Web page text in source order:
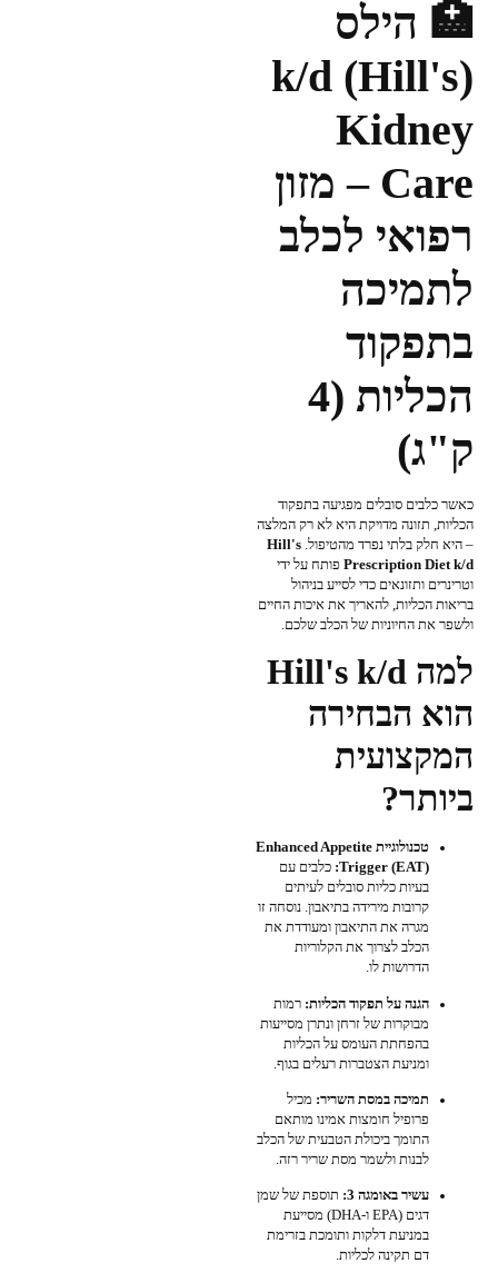
🏥 הילס
(Hill's) k/d
Kidney
Care – מזון
רפואי לכלב
לתמיכה
בתפקוד
הכליות (4
ק"ג)
כאשר כלבים סובלים מפגיעה בתפקוד
הכליות, תזונה מדויקת היא לא רק המלצה
– היא חלק בלתי נפרד מהטיפול.Hill's
Prescription Diet k/d פותח על ידי
וטרינרים ותזונאים כדי לסייע בניהול
בריאות הכליות, להאריך את איכות החיים
ולשפר את החיוניות של הכלב שלכם.
למה Hill's k/d
הוא הבחירה
המקצועית
ביותר?
טכנולוגיית Enhanced Appetite
Trigger (EAT): כלבים עם
בעיות כליות סובלים לעיתים
קרובות מירידה בתיאבון. נוסחה זו
מגרה את התיאבון ומעודדת את
הכלב לצרוך את הקלוריות
הדרושות לו.
הגנה על תפקוד הכליות: רמות
מבוקרות של זרחן ונתרן מסייעות
בהפחתת העומס על הכליות
ומניעת הצטברות רעלים בגוף.
תמיכה במסת השריר: מכיל
פרופיל חומצות אמינו מותאם
התומך ביכולת הטבעית של הכלב
לבנות ולשמר מסת שריר רזה.
עשיר באומגה 3:
תוספת של שמן
דגים (EPA ו-DHA) מסייעת
במניעת דלקות ותומכת בזרימת
דם תקינה לכליות.